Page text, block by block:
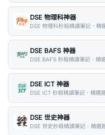
DSE 物理科神器
DSE 物理科秒殺精讀筆記．精
DSE BAFS 神器
DSE BAFS 秒殺精讀筆記．精
DSE ICT 神器
DSE ICT 秒殺精讀筆記．精選
DSE 世史神器
DSE 世史秒殺精讀筆記．精選